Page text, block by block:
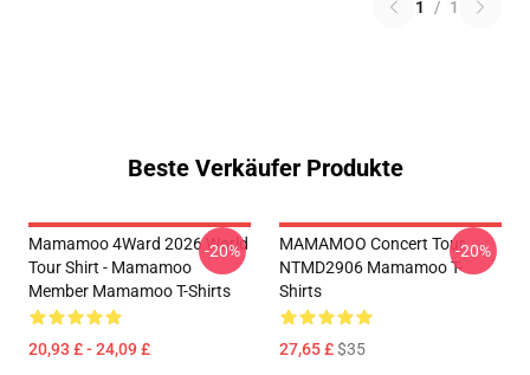
1 / 1
Beste Verkäufer Produkte
Mamamoo 4Ward 2026 World
Tour Shirt - Mamamoo
Member Mamamoo T-Shirts
20,93 £ - 24,09 £
-20%
MAMAMOO Concert Tour
NTMD2906 Mamamoo T-
Shirts
27,65 £$35
-20%